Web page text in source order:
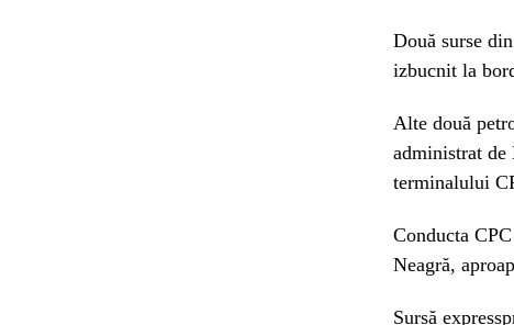
Două surse
izbucnit la
Alte două
administrat de
terminalului
Conducta
Neagră,
Sursă